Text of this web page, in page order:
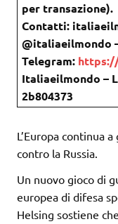
per transazione).
Contatti:
@italiaeilmondo
Telegram:
Italiaeilmondo –
2b804373
L’Europa continua
contro la Russia.
Un nuovo gioco di
europea di difesa
Helsing sostiene